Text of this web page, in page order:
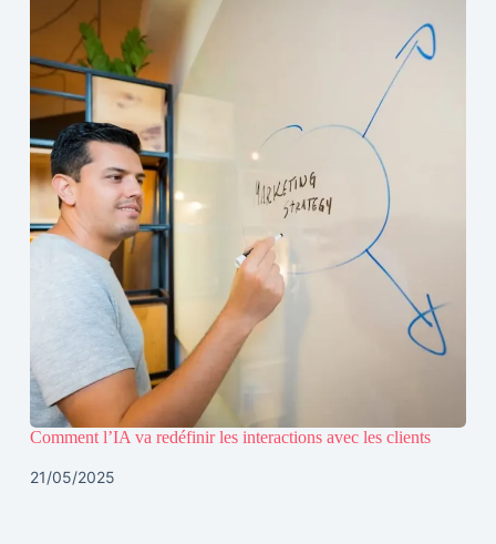
Comment l’IA va redéfinir les interactions avec les clients
21/05/2025